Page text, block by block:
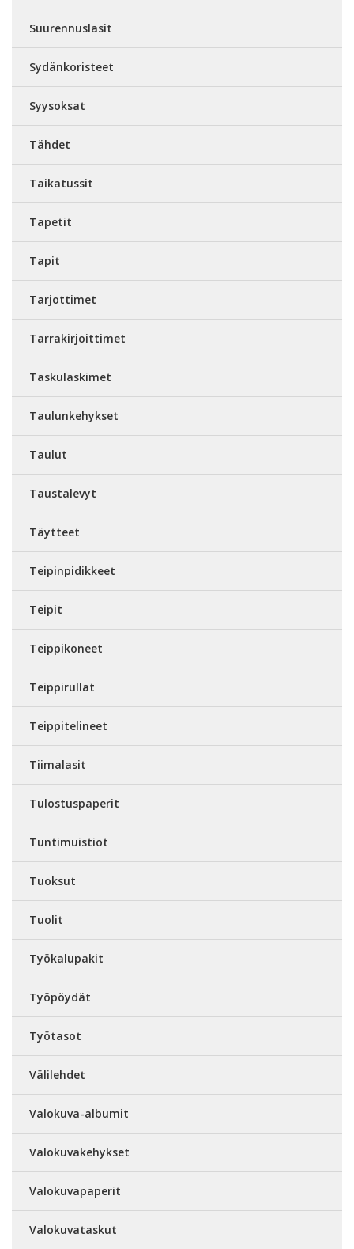
Suurennuslasit
Sydänkoristeet
Syysoksat
Tähdet
Taikatussit
Tapetit
Tapit
Tarjottimet
Tarrakirjoittimet
Taskulaskimet
Taulunkehykset
Taulut
Taustalevyt
Täytteet
Teipinpidikkeet
Teipit
Teippikoneet
Teippirullat
Teippitelineet
Tiimalasit
Tulostuspaperit
Tuntimuistiot
Tuoksut
Tuolit
Työkalupakit
Työpöydät
Työtasot
Välilehdet
Valokuva-albumit
Valokuvakehykset
Valokuvapaperit
Valokuvataskut